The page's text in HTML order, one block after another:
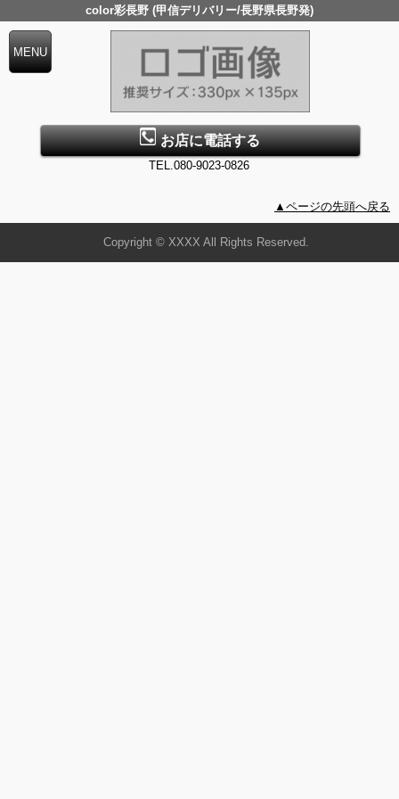
color彩長野 (甲信デリバリー/長野県長野発)
お店に電話する
TEL.080-9023-0826
▲ページの先頭へ戻る
Copyright © XXXX All Rights Reserved.